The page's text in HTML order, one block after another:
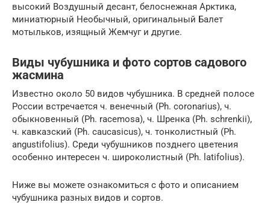
высокий Воздушный десант, белоснежная Арктика,
миниатюрный Необычный, оригинальный Балет
мотыльков, изящный Жемчуг и другие.
Виды чубушника и фото сортов садового
жасмина
Известно около 50 видов чубушника. В средней полосе
России встречается ч. венечный (Ph. coronarius), ч.
обыкновенный (Ph. racemosa), ч. Шренка (Ph. schrenkii),
ч. кавказский (Ph. caucasicus), ч. тонколистный (Ph.
angustifolius). Среди чубушников позднего цветения
особенно интересен ч. широколистный (Ph. latifolius).
Ниже вы можете ознакомиться с фото и описанием
чубушника разных видов и сортов.